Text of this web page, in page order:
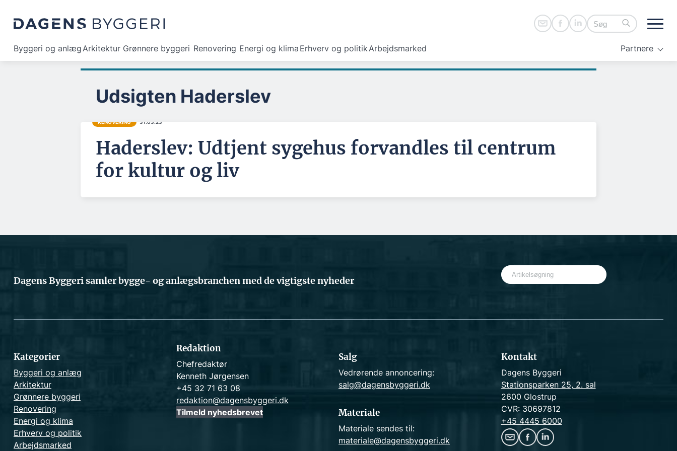
Byggeri og anlægArkitektur Grønnere byggeri Renovering Energi og klima Erhverv og politikArbejdsmarked Partnere
Udsigten Haderslev
RENOVERING 31.03.23
Haderslev: Udtjent sygehus forvandles til centrum
for kultur og liv
Dagens Byggeri samler bygge- og anlægsbranchen med de vigtigste nyheder
S
e
c
Kategorier
Byggeri og anlæg
Arkitektur
Grønnere byggeri
Renovering
Energi og klima
Erhverv og politik
Arbejdsmarked
Redaktion
Chefredaktør
Kenneth Jørgensen
+45 32 71 63 08
redaktion@dagensbyggeri.dk
Tilmeld nyhedsbrevet
Salg
Vedrørende annoncering:
salg@dagensbyggeri.dk
Materiale
Materiale sendes til:
materiale@dagensbyggeri.dk
Kontakt
Dagens Byggeri
Stationsparken 25, 2. sal
2600 Glostrup
CVR: 30697812
+45 4445 6000